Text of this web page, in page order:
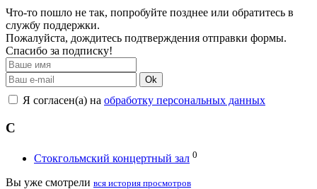
Что-то пошло не так, попробуйте позднее или обратитесь в
службу поддержки.
Пожалуйста, дождитесь подтверждения отправки формы.
Спасибо за подписку!
Ok
Я согласен(а) на обработку персональных данных
С
Стокгольмский концертный зал 0
Вы уже смотрели вся история просмотров